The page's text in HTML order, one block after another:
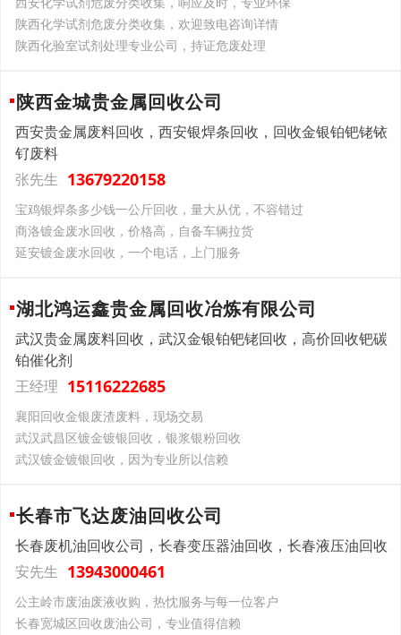
陕西化学试剂危废分类收集，欢迎致电咨询详情
陕西化验室试剂处理专业公司，持证危废处理
陕西金城贵金属回收公司
西安贵金属废料回收，西安银焊条回收，回收金银铂钯铑铱
钌废料
张先生 13679220158
宝鸡银焊条多少钱一公斤回收，量大从优，不容错过
商洛镀金废水回收，价格高，自备车辆拉货
延安镀金废水回收，一个电话，上门服务
湖北鸿运鑫贵金属回收冶炼有限公司
武汉贵金属废料回收，武汉金银铂钯铑回收，高价回收钯碳
铂催化剂
王经理 15116222685
襄阳回收金银废渣废料，现场交易
武汉武昌区镀金镀银回收，银浆银粉回收
武汉镀金镀银回收，因为专业所以信赖
长春市飞达废油回收公司
长春废机油回收公司，长春变压器油回收，长春液压油回收
安先生 13943000461
公主岭市废油废液收购，热忱服务与每一位客户
长春宽城区回收废油公司，专业值得信赖